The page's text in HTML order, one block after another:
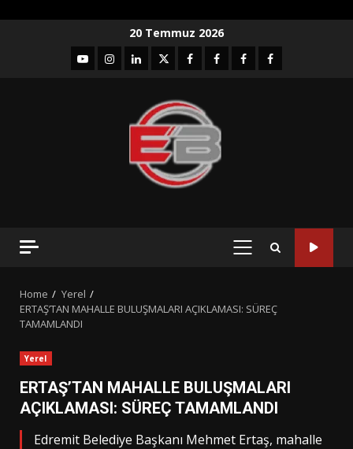
20 Temmuz 2026
YouTubeInstagram
LinkedIntwitterfacebook-Facebook-
Facebook-Facebook-
PRIMARY
Home
Yerel
ERTAŞ’TAN MAHALLE BULUŞMALARI AÇIKLAMASI: SÜREÇ
TAMAMLANDI
Yerel
ERTAŞ’TAN MAHALLE BULUŞMALARI
AÇIKLAMASI: SÜREÇ TAMAMLANDI
Edremit Belediye Başkanı Mehmet Ertaş, mahalle